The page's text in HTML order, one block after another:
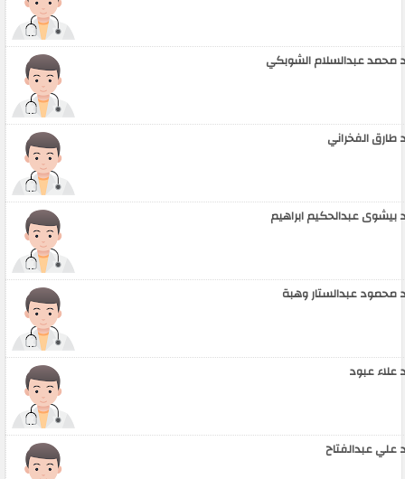
محمد عبدالسلام الشوبكي
طارق الفخراني
بيشوى عبدالحكيم ابراهيم
محمود عبدالستار وهبة
علاء عبود
علي عبدالفتاح